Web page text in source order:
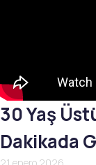
30 Yaş
Dakikada